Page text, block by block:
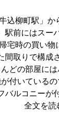
込柳町駅」か
駅前にはスー
宅時の買い物
間取りで構成
どの部屋に
付いているの
バルコニーが
全文を読